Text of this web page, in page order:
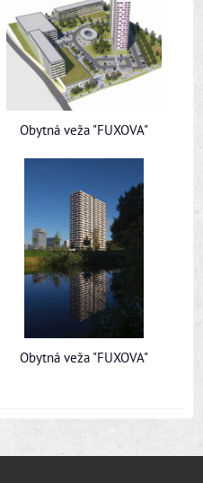
Obytná veža "FUXOVA"
Obytná veža "FUXOVA"